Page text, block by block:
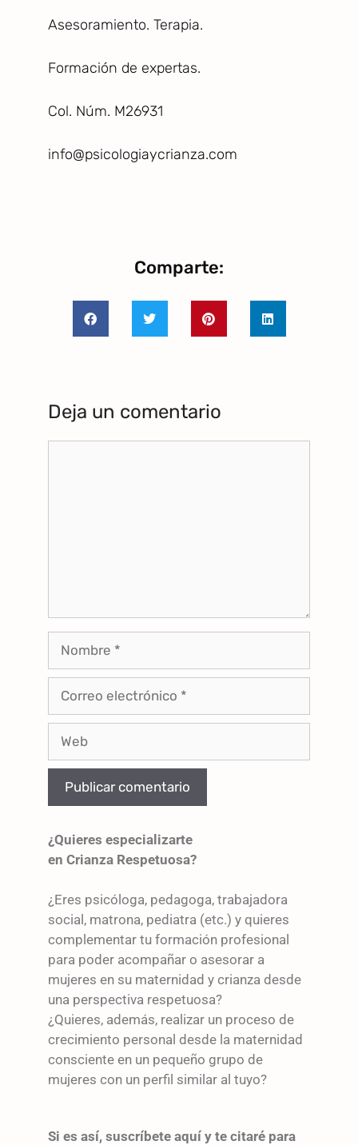
Asesoramiento. Terapia.
Formación de expertas.
Col. Núm. M26931
info@psicologiaycrianza.com
Comparte:
Deja un comentario
¿Quieres especializarte
en Crianza Respetuosa?
¿Eres psicóloga, pedagoga, trabajadora
social, matrona, pediatra (etc.) y quieres
complementar tu formación profesional
para poder acompañar o asesorar a
mujeres en su maternidad y crianza desde
una perspectiva respetuosa?
¿Quieres, además, realizar un proceso de
crecimiento personal desde la maternidad
consciente en un pequeño grupo de
mujeres con un perfil similar al tuyo?
Si es así, suscríbete aquí y te citaré para